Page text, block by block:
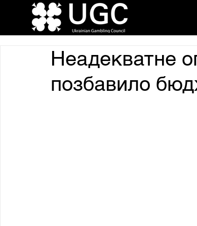
Неадекватне
позбавило